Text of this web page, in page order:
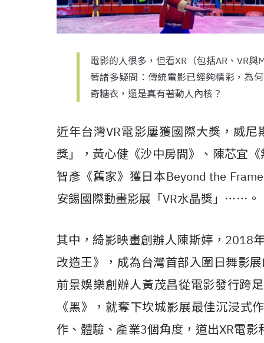
電影的人很多，但看XR（包括AR、VR
著諸多疑問：傳統電影已經夠精彩，為
奇糖衣，還是真有著動人內核？
近年台灣VR電影屢獲國際大獎，威
獎」，黃心健《沙中房間》、陳芯宜
智彥《舊家》獲日本Beyond the Frame
安錫國際動畫影展「VR水晶獎」 ⋯⋯ 。
其中，綺影映畫創辦人陳斯婷， 2018
改造王》，成為台灣首部入圍日舞影
前景娛樂創辦人黃茂昌從電影發行跨足
《黑》，就奪下坎城影展最佳沉浸式
作、體驗、產業3個角度，道出XR電影